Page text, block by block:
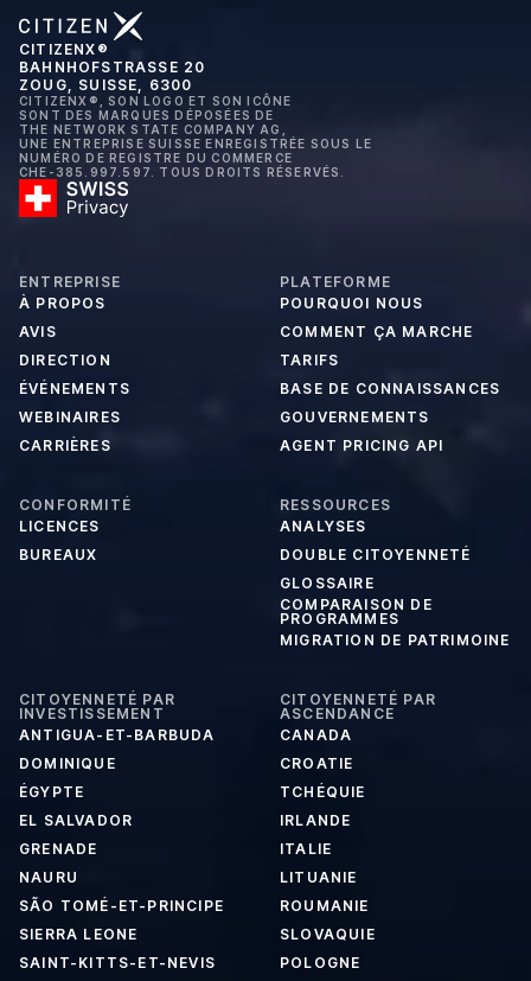
CITIZENX®
BAHNHOFSTRASSE 20
ZOUG, SUISSE, 6300
CITIZENX®, SON LOGO ET SON ICÔNE
SONT DES MARQUES DÉPOSÉES DE
THE NETWORK STATE COMPANY AG,
UNE ENTREPRISE SUISSE ENREGISTRÉE SOUS LE
NUMÉRO DE REGISTRE DU COMMERCE
CHE-385.997.597. TOUS DROITS RÉSERVÉS.
ENTREPRISE
À PROPOS
AVIS
DIRECTION
ÉVÉNEMENTS
WEBINAIRES
CARRIÈRES
PLATEFORME
POURQUOI NOUS
COMMENT ÇA MARCHE
TARIFS
BASE DE CONNAISSANCES
GOUVERNEMENTS
AGENT PRICING API
CONFORMITÉ
LICENCES
BUREAUX
RESSOURCES
ANALYSES
DOUBLE CITOYENNETÉ
GLOSSAIRE
COMPARAISON DE
PROGRAMMES
MIGRATION DE PATRIMOINE
CITOYENNETÉ PAR
INVESTISSEMENT
ANTIGUA-ET-BARBUDA
DOMINIQUE
ÉGYPTE
EL SALVADOR
GRENADE
NAURU
SÃO TOMÉ-ET-PRINCIPE
SIERRA LEONE
SAINT-KITTS-ET-NEVIS
CITOYENNETÉ PAR
ASCENDANCE
CANADA
CROATIE
TCHÉQUIE
IRLANDE
ITALIE
LITUANIE
ROUMANIE
SLOVAQUIE
POLOGNE